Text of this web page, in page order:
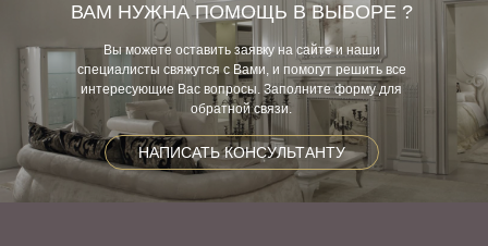
ВАМ НУЖНА ПОМОЩЬ В ВЫБОРЕ ?
Вы можете оставить заявку на сайте и наши
специалисты свяжутся с Вами, и помогут решить все
интересующие Вас вопросы. Заполните форму для
обратной связи.
НАПИСАТЬ КОНСУЛЬТАНТУ